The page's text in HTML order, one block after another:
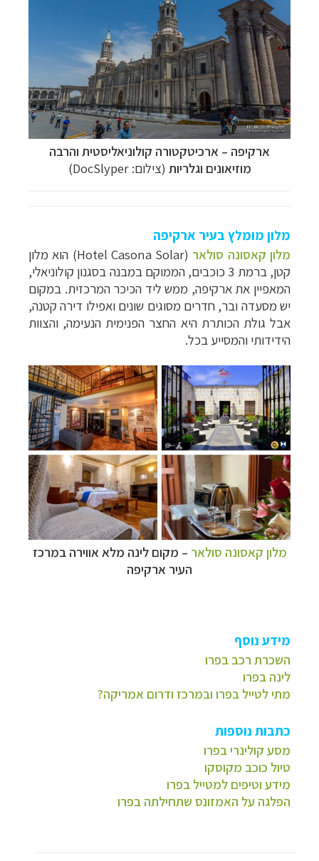
ארקיפה – ארכיטקטורה קולוניאליסטית והרבה
מוזיאונים וגלריות (צילום: DocSlyper)
מלון מומלץ בעיר ארקיפה
מלון קאסונה סולאר
(Hotel Casona Solar) הוא מלון
קטן, ברמת 3 כוכבים, הממוקם במבנה בסגנון קולוניאלי,
המאפיין את ארקיפה, ממש ליד הכיכר המרכזית. במקום
יש מסעדה ובר, חדרים מסוגים שונים ואפילו דירה קטנה,
אבל גולת הכותרת היא החצר הפנימית הנעימה, והצוות
הידידותי והמסייע בכל.
מלון קאסונה סולאר – מקום לינה מלא אווירה במרכז
העיר ארקיפה
מידע נוסף
השכרת רכב בפרו
לינה בפרו
מתי לטייל בפרו ובמרכז ודרום אמריקה?
כתבות נוספות
מסע קולינרי בפרו
טיול כוכב מקוסקו
מידע וטיפים למטייל בפרו
הפלגה על האמזונס שתחילתה בפרו